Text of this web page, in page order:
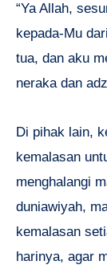
“Ya Allah,
kepada-Mu
tua, dan aku
neraka dan
Di pihak lain,
kemalasan
menghalangi
duniawiyah,
kemalasan
harinya, agar